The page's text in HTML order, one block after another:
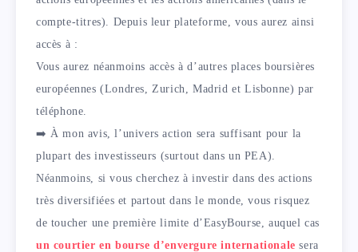
compte-titres). Depuis leur plateforme, vous aurez ainsi
accès à :
Vous aurez néanmoins accès à d’autres places boursières
européennes (Londres, Zurich, Madrid et Lisbonne) par
téléphone.
➡️ À mon avis, l’univers action sera suffisant pour la
plupart des investisseurs (surtout dans un PEA).
Néanmoins, si vous cherchez à investir dans des actions
très diversifiées et partout dans le monde, vous risquez
de toucher une première limite d’EasyBourse, auquel cas
un courtier en bourse d’envergure internationale sera